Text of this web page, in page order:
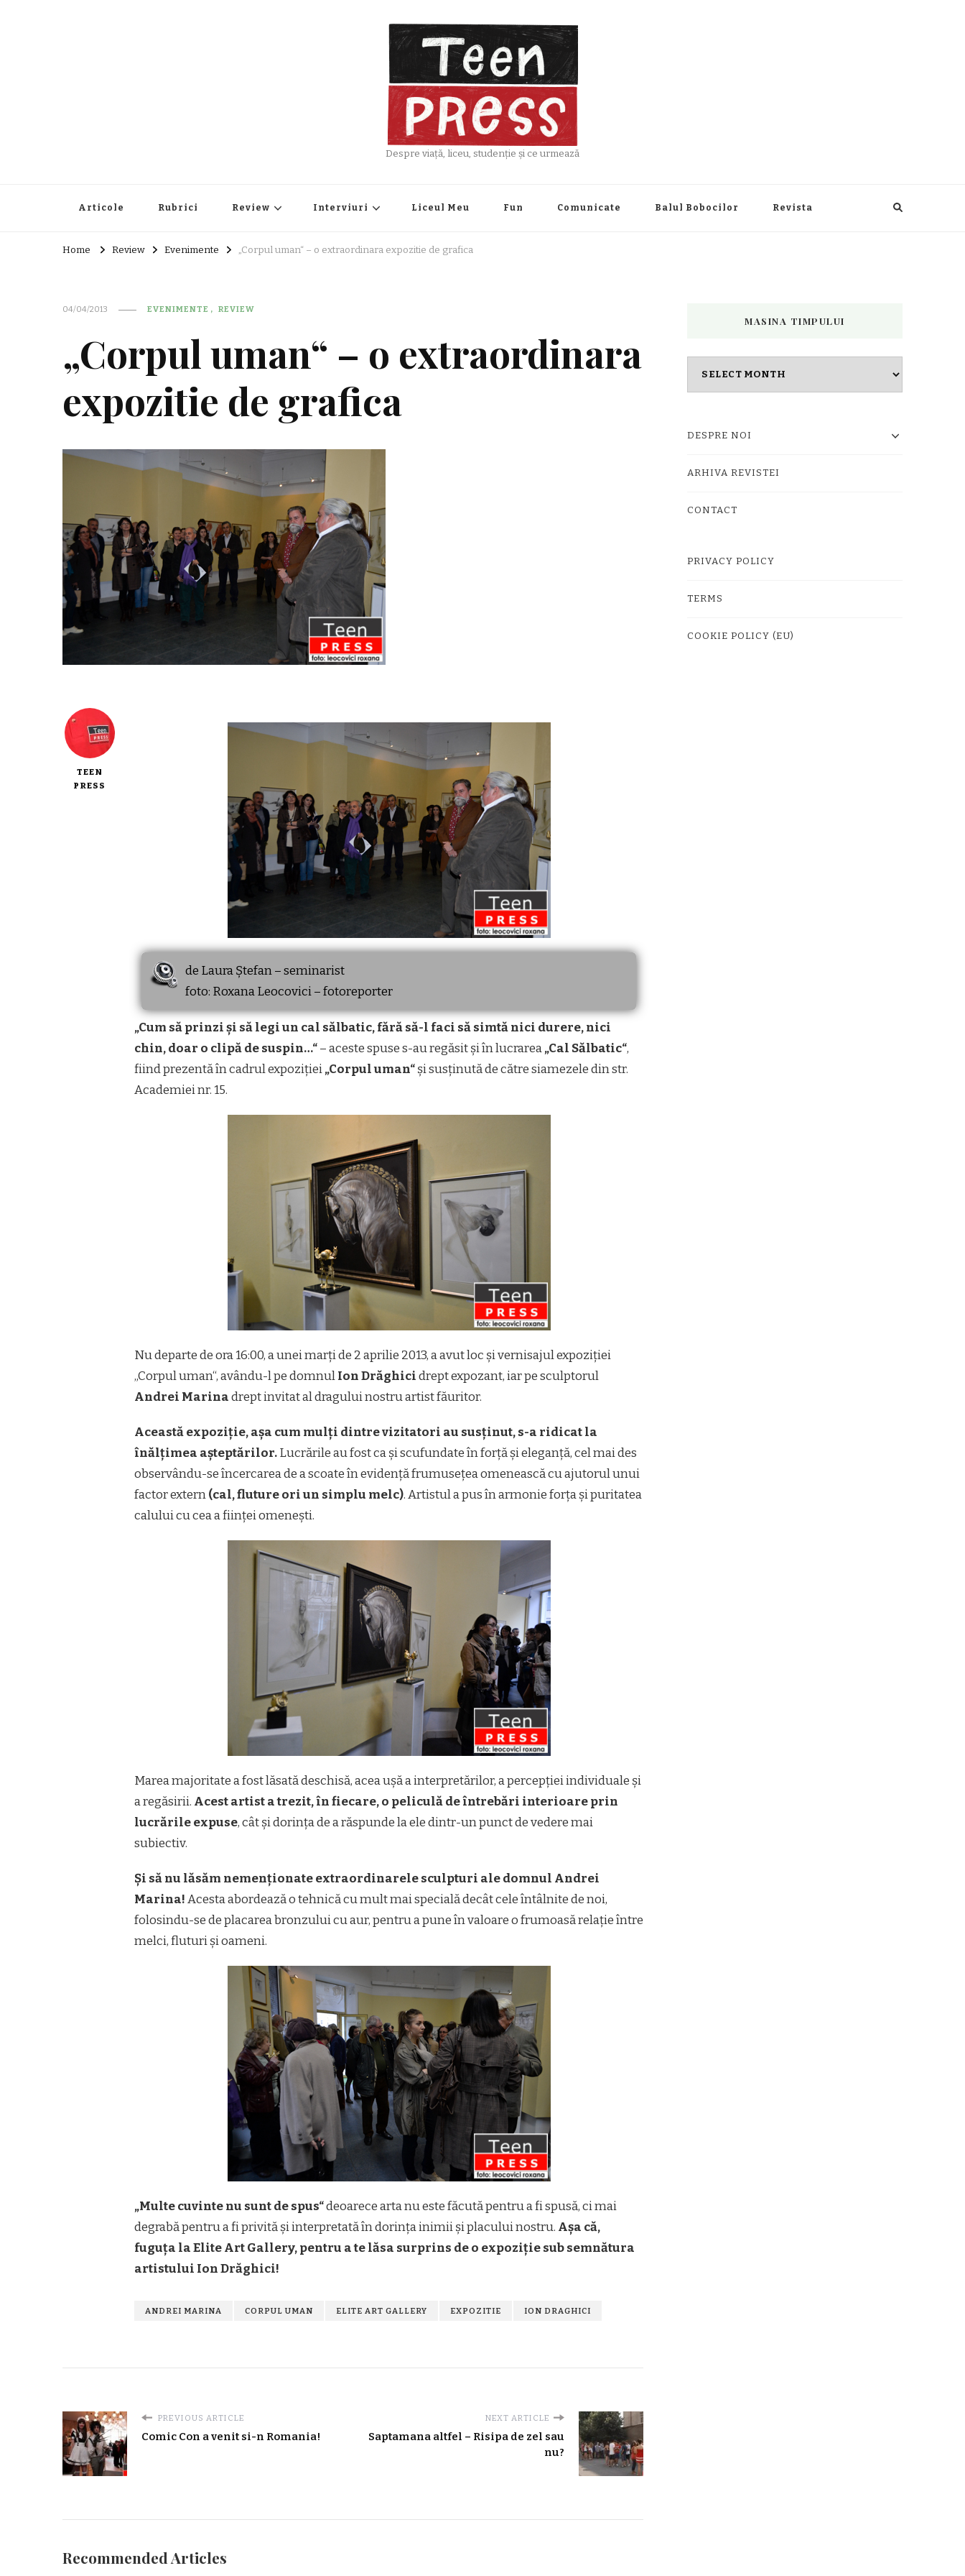
Despre viață, liceu, studenție și ce urmează
Articole Rubrici Review Interviuri Liceul Meu Fun Comunicate Balul Bobocilor Revista
Home Review Evenimente „Corpul uman“ – o extraordinara expozitie de grafica
04/04/2013 EVENIMENTE REVIEW
„Corpul uman“ – o extraordinara
expozitie de grafica
TEEN
PRESS
de Laura Ștefan – seminarist
foto: Roxana Leocovici – fotoreporter
„Cum să prinzi și să legi un cal sălbatic, fără să-l faci să simtă nici durere, nici
chin, doar o clipă de suspin…“– aceste spuse s-au regăsit și în lucrarea„Cal Sălbatic“,
fiind prezentă în cadrul expoziției„Corpul uman“și susținută de către siamezele din str.
Academiei nr. 15.
Nu departe de ora 16:00, a unei marți de 2 aprilie 2013, a avut loc și vernisajul expoziției
„Corpul uman“, avându-l pe domnulIon Drăghicidrept expozant, iar pe sculptorul
Andrei Marinadrept invitat al dragului nostru artist făuritor.
Această expoziție, așa cum mulți dintre vizitatori au susținut, s-a ridicat la
înălțimea așteptărilor.Lucrările au fost ca și scufundate în forță și eleganță, cel mai des
observându-se încercarea de a scoate în evidență frumusețea omenească cu ajutorul unui
factor extern(cal, fluture ori un simplu melc). Artistul a pus în armonie forța și puritatea
calului cu cea a ființei omenești.
Marea majoritate a fost lăsată deschisă, acea ușă a interpretărilor, a percepției individuale și
a regăsirii. Acest artist a trezit, în fiecare, o peliculă de întrebări interioare prin
lucrările expuse, cât și dorința de a răspunde la ele dintr-un punct de vedere mai
subiectiv.
Și să nu lăsăm nemenționate extraordinarele sculpturi ale domnul Andrei
Marina!Acesta abordează o tehnică cu mult mai specială decât cele întâlnite de noi,
folosindu-se de placarea bronzului cu aur, pentru a pune în valoare o frumoasă relație între
melci, fluturi și oameni.
„Multe cuvinte nu sunt de spus“deoarece arta nu este făcută pentru a fi spusă, ci mai
degrabă pentru a fi privită și interpretată în dorința inimii și placului nostru. Așa că,
fuguța la Elite Art Gallery, pentru a te lăsa surprins de o expoziție sub semnătura
artistului Ion Drăghici!
ANDREI MARINA CORPUL UMAN ELITE ART GALLERY EXPOZITIE ION DRAGHICI
PREVIOUS ARTICLE
Comic Con a venit si-n Romania!
NEXT ARTICLE
Saptamana altfel – Risipa de zel sau
nu?
Recommended Articles
MASINA TIMPULUI
DESPRE NOI
ARHIVA REVISTEI
CONTACT
PRIVACY POLICY
TERMS
COOKIE POLICY (EU)